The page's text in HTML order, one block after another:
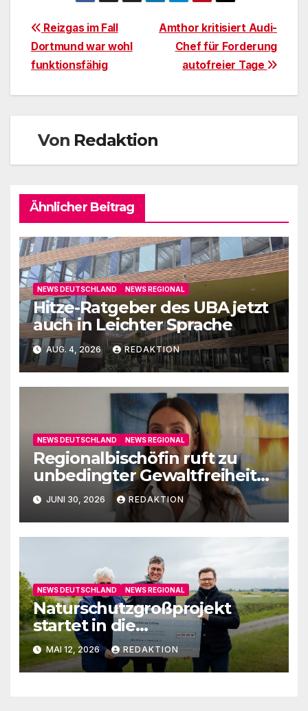
Beitragsnavigation
Amthor kritisiert Audi-
Chef für Forderung
autofreier Tage
Reizgas im Fall
Dortmund war wohl
funktionsfähig
Von Redaktion
Ähnlicher Beitrag
NEWS DEUTSCHLAND NEWS REGIONAL
Hitze-Ratgeber des UBA jetzt
auch in Leichter Sprache
AUG. 4, 2026 REDAKTION
NEWS DEUTSCHLAND NEWS REGIONAL
Regionalbischöfin ruft zu
unbedingter Gewaltfreiheit
aufJUNI 30, 2026 REDAKTION
NEWS DEUTSCHLAND NEWS REGIONAL
Naturschutzgroßprojekt
startet in die
Umsetzungsphase
MAI 12, 2026 REDAKTION